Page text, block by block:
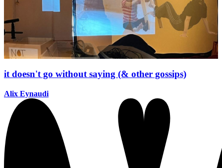
it doesn't go without saying (& other gossips)
Alix Eynaudi